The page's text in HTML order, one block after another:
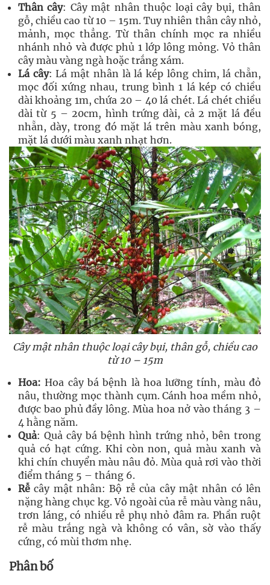
Thân cây: Cây mật nhân thuộc loại cây bụi, thân
gỗ, chiều cao từ 10 – 15m. Tuy nhiên thân cây nhỏ,
mảnh, mọc thẳng. Từ thân chính mọc ra nhiều
nhánh nhỏ và được phủ 1 lớp lông mỏng. Vỏ thân
cây màu vàng ngà hoặc trắng xám.
Lá cây: Lá mật nhân là lá kép lông chim, lá chẵn,
mọc đối xứng nhau, trung bình 1 lá kép có chiều
dài khoảng 1m, chứa 20 – 40 lá chét. Lá chét chiều
dài từ 5 – 20cm, hình trứng dài, cả 2 mặt lá đều
nhẵn, dày, trong đó mặt lá trên màu xanh bóng,
mặt lá dưới màu xanh nhạt hơn.
Cây mật nhân thuộc loại cây bụi, thân gỗ, chiều cao
từ 10 – 15m
Hoa: Hoa cây bá bệnh là hoa lưỡng tính, màu đỏ
nâu, thường mọc thành cụm. Cánh hoa mềm nhỏ,
được bao phủ đầy lông. Mùa hoa nở vào tháng 3 –
4 hằng năm.
Quả: Quả cây bá bệnh hình trứng nhỏ, bên trong
quả có hạt cứng. Khi còn non, quả màu xanh và
khi chín chuyển màu nâu đỏ. Mùa quả rơi vào thời
điểm tháng 5 – tháng 6.
Rễ cây mật nhân: Bộ rễ của cây mật nhân có lên
nặng hàng chục kg. Vỏ ngoài của rễ màu vàng nâu,
trơn láng, có nhiều rễ phụ nhỏ đâm ra. Phần ruột
rễ màu trắng ngà và không có vân, sờ vào thấy
cứng, có mùi thơm nhẹ.
Phân bố